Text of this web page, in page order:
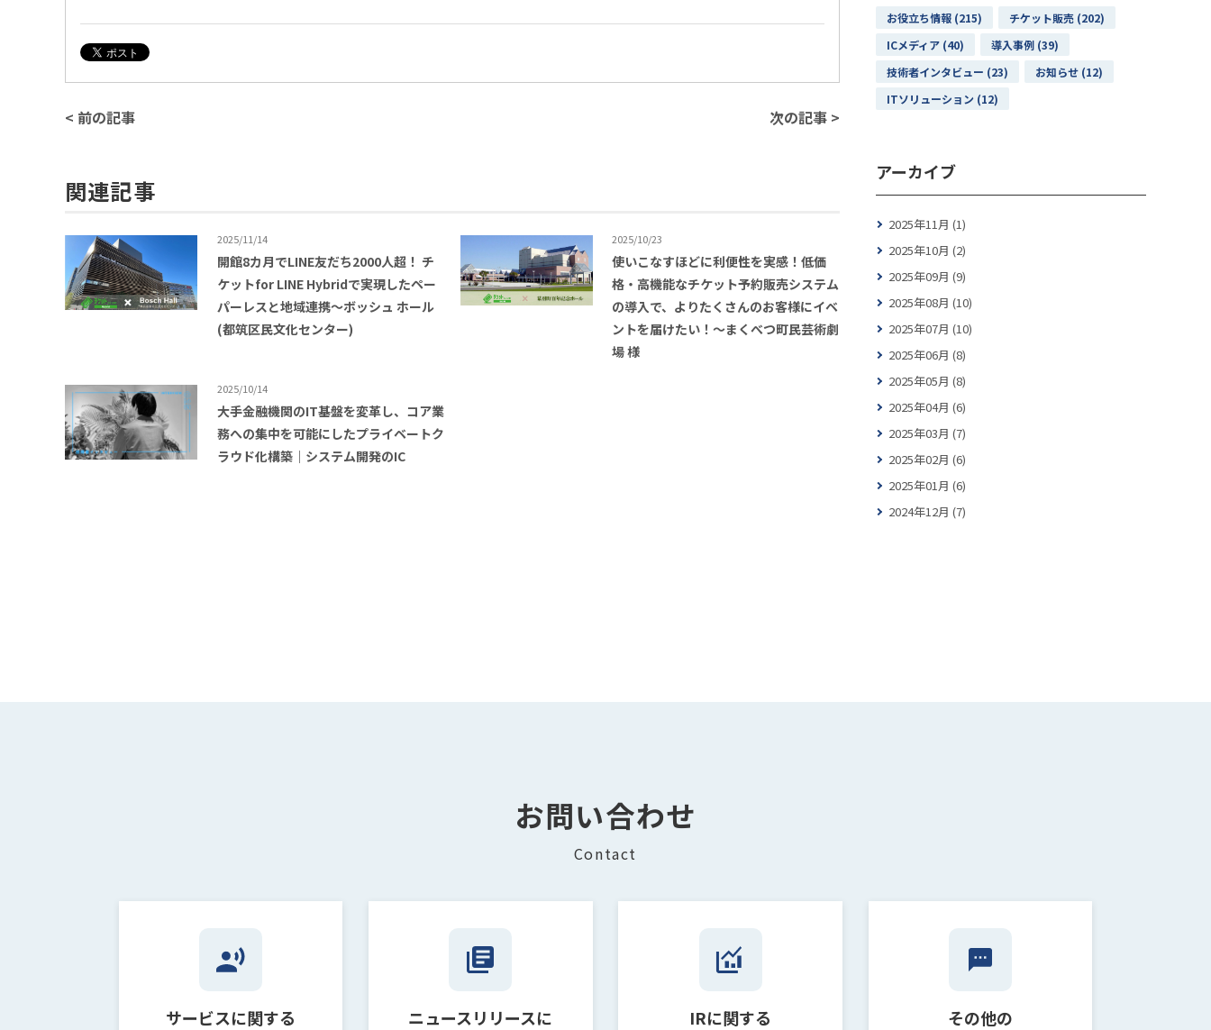
< 前の記事 次の記事 >
関連記事
2025/11/14
開館8カ月でLINE友だち2000人超！ チ
ケットfor LINE Hybridで実現したペー
パーレスと地域連携〜ボッシュ ホール
(都筑区民文化センター)
2025/10/23
使いこなすほどに利便性を実感！低価
格・高機能なチケット予約販売システム
の導入で、よりたくさんのお客様にイベ
ントを届けたい！〜まくべつ町民芸術劇
場 様
2025/10/14
大手金融機関のIT基盤を変革し、コア業
務への集中を可能にしたプライベートク
ラウド化構築｜システム開発のIC
お役立ち情報 (215)
チケット販売 (202)
ICメディア (40)
導入事例 (39)
技術者インタビュー (23)
お知らせ (12)
ITソリューション (12)
アーカイブ
2025年11月 (1)
2025年10月 (2)
2025年09月 (9)
2025年08月 (10)
2025年07月 (10)
2025年06月 (8)
2025年05月 (8)
2025年04月 (6)
2025年03月 (7)
2025年02月 (6)
2025年01月 (6)
2024年12月 (7)
お問い合わせ
Contact
サービスに関する
ニュースリリースに
IRに関する
その他の